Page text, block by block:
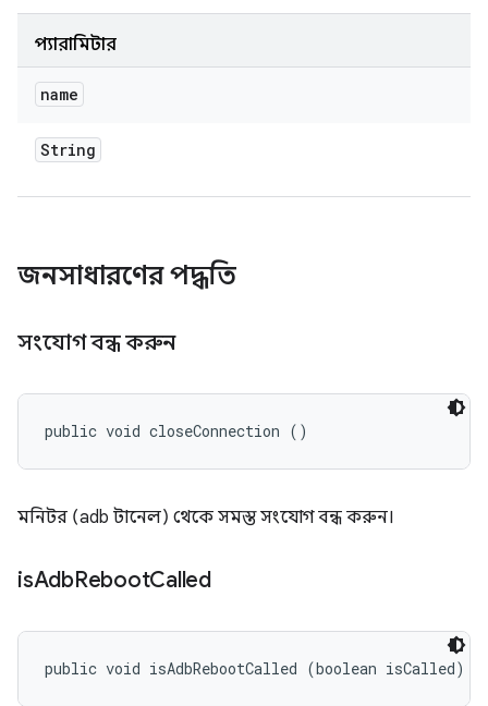
প্যারামিটার
name
String
জনসাধারণের পদ্ধতি
সংযোগ বন্ধ করুন
public void closeConnection ()
মনিটর (adb টানেল) থেকে সমস্ত সংযোগ বন্ধ করুন।
isAdbRebootCalled
public void isAdbRebootCalled (boolean isCalled)